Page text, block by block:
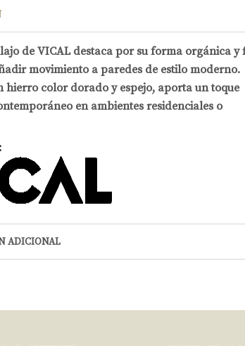
de VICAL destaca por su forma orgánica y
movimiento a paredes de estilo moderno.
hierro color dorado y espejo, aporta un toque
en ambientes residenciales o
ADICIONAL